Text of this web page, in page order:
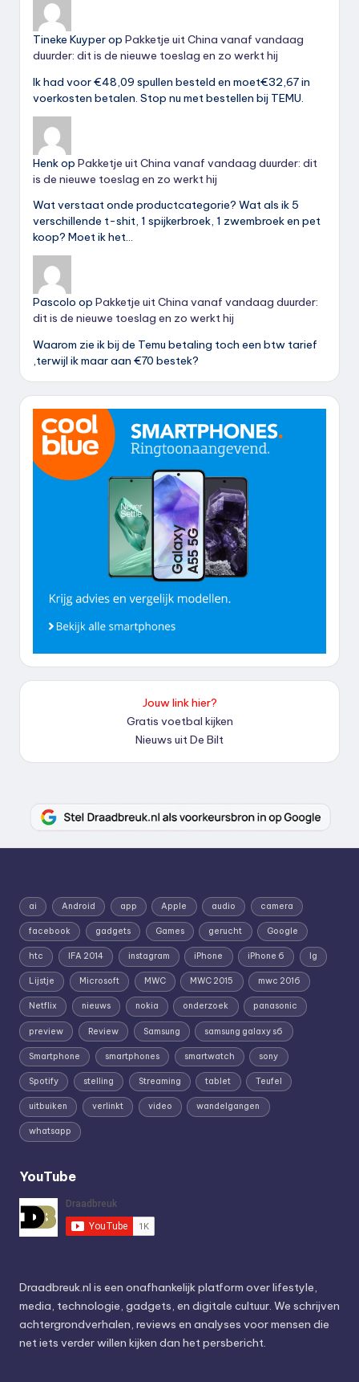
Tineke Kuyperop Pakketje uit China vanaf vandaag
duurder: dit is de nieuwe toeslag en zo werkt hij
Ik had voor €48,09 spullen besteld en moet€32,67 in
voerkosten betalen. Stop nu met bestellen bij TEMU.
Henkop Pakketje uit China vanaf vandaag duurder: dit
is de nieuwe toeslag en zo werkt hij
Wat verstaat onde productcategorie? Wat als ik 5
verschillende t-shit, 1 spijkerbroek, 1 zwembroek en pet
koop? Moet ik het…
Pascolo op Pakketje uit China vanaf vandaag duurder:
dit is de nieuwe toeslag en zo werkt hij
Waarom zie ik bij de Temu betaling toch een btw tarief
,terwijl ik maar aan €70 bestek?
Jouw link hier?
Gratis voetbal kijken
Nieuws uit De Bilt
ai Android app Apple audio camera
facebook gadgets Games gerucht Google
htc IFA 2014 instagram iPhone iPhone 6 lg
Lijstje Microsoft MWC MWC 2015 mwc 2016
Netflix nieuws nokia onderzoek panasonic
preview Review Samsung samsung galaxy s6
Smartphone smartphones smartwatch sony
Spotify stelling Streaming tablet Teufel
uitbuiken verlinkt video wandelgangen
whatsapp
YouTube
Draadbreuk.nl is een onafhankelijk platform over lifestyle,
media, technologie, gadgets, en digitale cultuur. We schrijven
achtergrondverhalen, reviews en analyses voor mensen die
net iets verder willen kijken dan het persbericht.